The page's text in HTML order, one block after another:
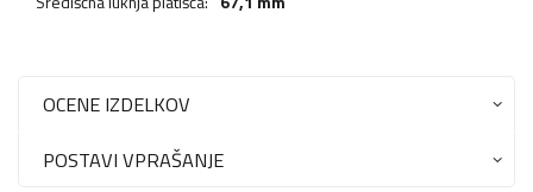
OCENE IZDELKOV
POSTAVI VPRAŠANJE